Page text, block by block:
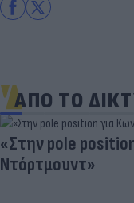
ΑΠΟ ΤΟ
«Στην pole
Ντόρτμουντ»